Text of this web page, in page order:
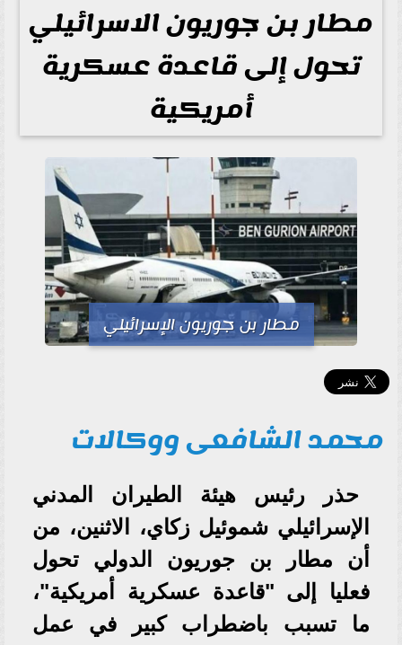
مطار بن جوريون الاسرائيلي
تحول إلى قاعدة عسكرية
أمريكية
مطار بن جوريون الإسرائيلي
محمد الشافعى ووكالات
حذر رئيس هيئة الطيران المدني
الإسرائيلي شموئيل زكاي، الاثنين، من
أن مطار بن جوريون الدولي تحول
فعليا إلى "قاعدة عسكرية أمريكية"،
ما تسبب باضطراب كبير في عمل